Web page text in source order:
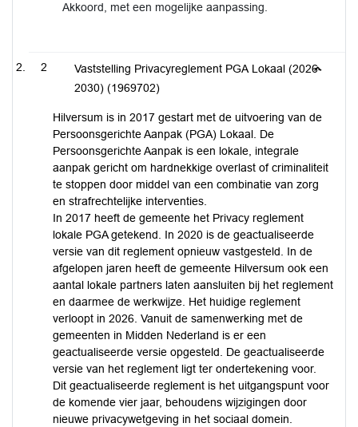
Akkoord, met een mogelijke aanpassing.
2
Vaststelling Privacyreglement PGA Lokaal (2026-
2030) (1969702)
Hilversum is in 2017 gestart met de uitvoering van de
Persoonsgerichte Aanpak (PGA) Lokaal. De
Persoonsgerichte Aanpak is een lokale, integrale
aanpak gericht om hardnekkige overlast of criminaliteit
te stoppen door middel van een combinatie van zorg
en strafrechtelijke interventies.
In 2017 heeft de gemeente het Privacy reglement
lokale PGA getekend. In 2020 is de geactualiseerde
versie van dit reglement opnieuw vastgesteld. In de
afgelopen jaren heeft de gemeente Hilversum ook een
aantal lokale partners laten aansluiten bij het reglement
en daarmee de werkwijze. Het huidige reglement
verloopt in 2026. Vanuit de samenwerking met de
gemeenten in Midden Nederland is er een
geactualiseerde versie opgesteld. De geactualiseerde
versie van het reglement ligt ter ondertekening voor.
Dit geactualiseerde reglement is het uitgangspunt voor
de komende vier jaar, behoudens wijzigingen door
nieuwe privacywetgeving in het sociaal domein.